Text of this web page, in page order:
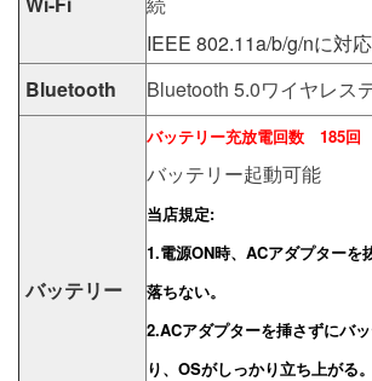
IEEE 802.11a/b/g/nに対応
Bluetooth
Bluetooth 5.0ワイヤレス
バッテリー
バッテリー充放電回数 185回
バッテリー起動可能
当店規定:
1.電源ON時、ACアダプターを
落ちない。
2.ACアダプターを挿さずにバ
り、OSがしっかり立ち上がる。